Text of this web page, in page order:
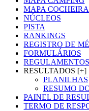
MAPA
NÚCLEOS
PISTA
RANKINGS
REGISTRO DE
FORMULÁRIOS
REGULAMENTOS
RESULTADOS [+]
PLANILHAS
RESUMO
PAINEL DE
TERMO DE